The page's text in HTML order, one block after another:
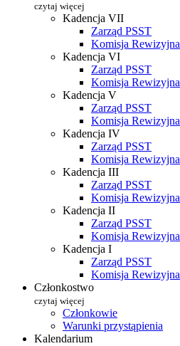
czytaj więcej
Kadencja VII
Zarząd PSST
Komisja Rewizyjna
Kadencja VI
Zarząd PSST
Komisja Rewizyjna
Kadencja V
Zarząd PSST
Komisja Rewizyjna
Kadencja IV
Zarząd PSST
Komisja Rewizyjna
Kadencja III
Zarząd PSST
Komisja Rewizyjna
Kadencja II
Zarząd PSST
Komisja Rewizyjna
Kadencja I
Zarząd PSST
Komisja Rewizyjna
Członkostwo
czytaj więcej
Członkowie
Warunki przystąpienia
Kalendarium